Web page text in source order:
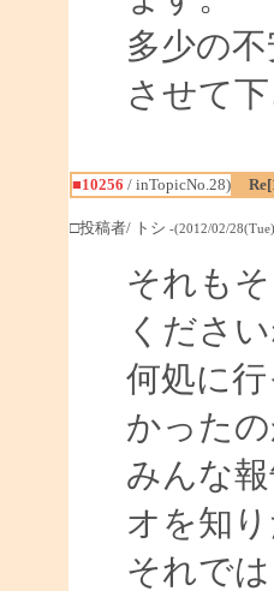
多少の
させて下
■10256 / inTopicNo.28)
□投稿者/ トシ -(2012/02/
それも
ください
何処に
かった
みんな
オを知
それで